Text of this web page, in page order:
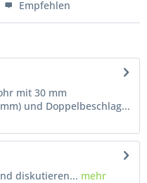
Empfehlen
mit 30 mm
und Doppelbeschlag...
diskutieren... mehr